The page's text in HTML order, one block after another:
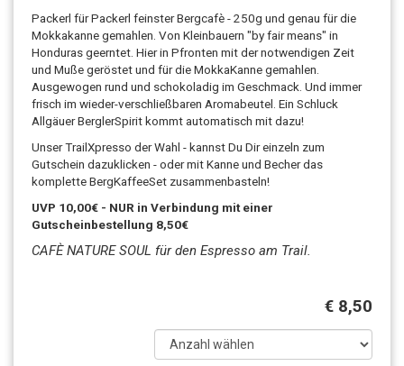
Packerl für Packerl feinster Bergcafè - 250g und genau für die
Mokkakanne gemahlen. Von Kleinbauern "by fair means" in
Honduras geerntet. Hier in Pfronten mit der notwendigen Zeit
und Muße geröstet und für die MokkaKanne gemahlen.
Ausgewogen rund und schokoladig im Geschmack. Und immer
frisch im wieder-verschließbaren Aromabeutel. Ein Schluck
Allgäuer BerglerSpirit kommt automatisch mit dazu!
Unser TrailXpresso der Wahl - kannst Du Dir einzeln zum
Gutschein dazuklicken - oder mit Kanne und Becher das
komplette BergKaffeeSet zusammenbasteln!
UVP 10,00€ - NUR in Verbindung mit einer
Gutscheinbestellung 8,50€
CAFÈ NATURE SOUL für den Espresso am Trail.
€ 8,50